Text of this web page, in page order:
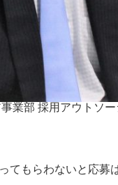
業部 採用アウトソ
てもらわないと応募